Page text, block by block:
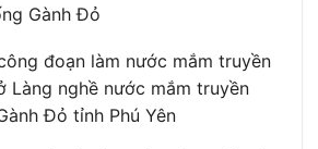
Gành Đỏ
đoạn làm nước mắm truyền
Làng nghề nước mắm truyền
Đỏ tỉnh Phú Yên